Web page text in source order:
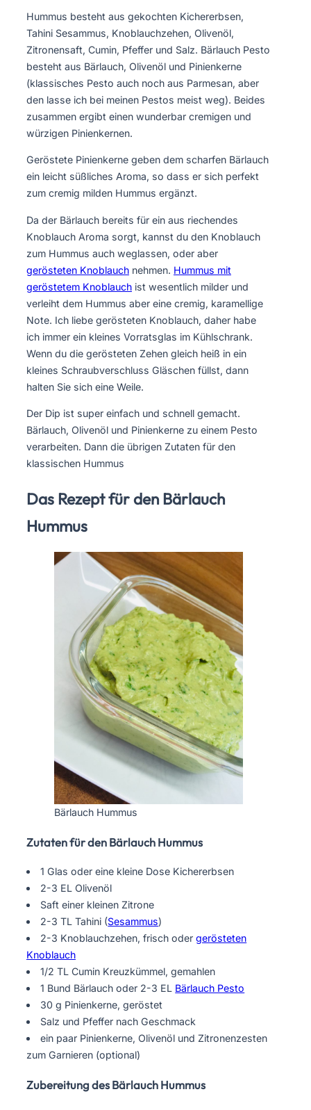
Hummus besteht aus gekochten Kichererbsen,
Tahini Sesammus, Knoblauchzehen, Olivenöl,
Zitronensaft, Cumin, Pfeffer und Salz. Bärlauch Pesto
besteht aus Bärlauch, Olivenöl und Pinienkerne
(klassisches Pesto auch noch aus Parmesan, aber
den lasse ich bei meinen Pestos meist weg). Beides
zusammen ergibt einen wunderbar cremigen und
würzigen Pinienkernen.
Geröstete Pinienkerne geben dem scharfen Bärlauch
ein leicht süßliches Aroma, so dass er sich perfekt
zum cremig milden Hummus ergänzt.
Da der Bärlauch bereits für ein aus riechendes
Knoblauch Aroma sorgt, kannst du den Knoblauch
zum Hummus auch weglassen, oder aber
gerösteten Knoblauch nehmen. Hummus mit
geröstetem Knoblauch ist wesentlich milder und
verleiht dem Hummus aber eine cremig, karamellige
Note. Ich liebe gerösteten Knoblauch, daher habe
ich immer ein kleines Vorratsglas im Kühlschrank.
Wenn du die gerösteten Zehen gleich heiß in ein
kleines Schraubverschluss Gläschen füllst, dann
halten Sie sich eine Weile.
Der Dip ist super einfach und schnell gemacht.
Bärlauch, Olivenöl und Pinienkerne zu einem Pesto
verarbeiten. Dann die übrigen Zutaten für den
klassischen Hummus
Das Rezept für den Bärlauch
Hummus
Bärlauch Hummus
Zutaten für den Bärlauch Hummus
1 Glas oder eine kleine Dose Kichererbsen
2-3 EL Olivenöl
Saft einer kleinen Zitrone
2-3 TL Tahini (Sesammus)
2-3 Knoblauchzehen, frisch odergerösteten
Knoblauch
1/2 TL Cumin Kreuzkümmel, gemahlen
1 Bund Bärlauch oder 2-3 EL Bärlauch Pesto
30 g Pinienkerne, geröstet
Salz und Pfeffer nach Geschmack
ein paar Pinienkerne, Olivenöl und Zitronenzesten
zum Garnieren (optional)
Zubereitung des Bärlauch Hummus